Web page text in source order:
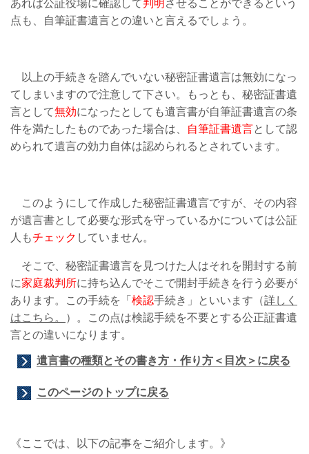
あれば公証役場に確認して判明 させることができるという
点も、自筆証書遺言との違いと言えるでしょう。
以上の手続きを踏んでいない秘密証書遺言は無効になっ
てしまいますので注意して下さい。もっとも、秘密証書遺
言として無効になったとしても遺言書が自筆証書遺言の条
件を満たしたものであった場合は、
自筆証書遺言として認
められて遺言の効力自体は認められるとされています。
このようにして作成した秘密証書遺言ですが、その内容
が遺言書として必要な形式を守っているかについては公証
人もチェック していません。
そこで、秘密証書遺言を見つけた人はそれを開封する前
に家庭裁判所に持ち込んでそこで開封手続きを行う必要が
あります。この手続を「 検認手続き」といいます（詳しく
はこちら。
）。この点は検認手続を不要とする公正証書遺
言との違いになります。
遺言書の種類とその書き方・作り方＜目次＞に戻る
このページのトップに戻る
《ここでは、以下の記事をご紹介します。》